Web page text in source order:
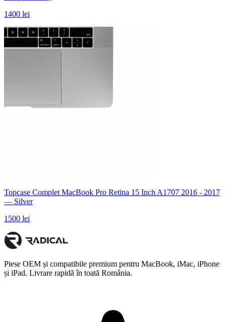
1400 lei
Topcase Complet MacBook Pro Retina 15 Inch A1707 2016 - 2017
— Silver
1500 lei
Piese OEM și compatibile premium pentru MacBook, iMac, iPhone
și iPad. Livrare rapidă în toată România.